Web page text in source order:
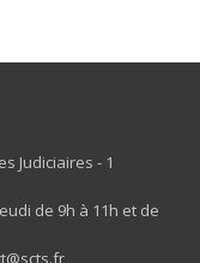
Judiciaires - 1
de 9h à 11h et de